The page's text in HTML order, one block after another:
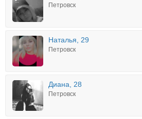
Петровск
Наталья, 29
Петровск
Диана, 28
Петровск